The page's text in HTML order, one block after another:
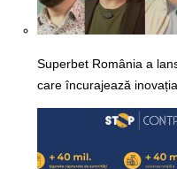
Superbet România a
care încurajează